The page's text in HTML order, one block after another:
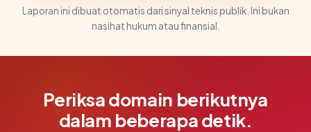
Laporan ini dibuat otomatis dari sinyal teknis publik. Ini bukan
nasihat hukum atau finansial.
Periksa domain berikutnya
dalam beberapa detik.